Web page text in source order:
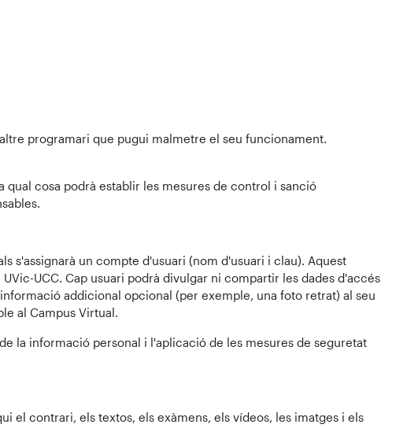
programari que pugui malmetre el seu funcionament.
cosa podrà establir les mesures de control i sanció
s'assignarà un compte d'usuari (nom d'usuari i clau). Aquest
UCC. Cap usuari podrà divulgar ni compartir les dades d'accés
addicional opcional (per exemple, una foto retrat) al seu
al Campus Virtual.
la informació personal i l'aplicació de les mesures de seguretat
el contrari, els textos, els exàmens, els vídeos, les imatges i els